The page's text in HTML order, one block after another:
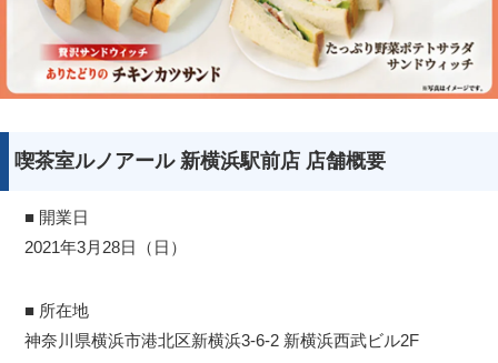
喫茶室ルノアール 新横浜駅前店 店舗概要
■ 開業日
2021年3月28日（日）
■ 所在地
神奈川県横浜市港北区新横浜3-6-2 新横浜西武ビル2F